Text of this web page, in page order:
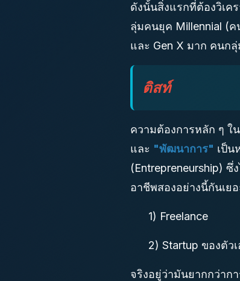
ดังนั้นสิ่งแรกที่ต้องวิเค
ลุ่มคนยุค Millennial (ค
และ Gen X มาก คนก
ติสท์
ความต้องการหลัก ๆ ใ
และ "พัฒนาการ" เป็
(Entrepreneurship)
อาชีพสองอย่างนี้กันเย
1) Freelance
2) Startup ของตัวเ
จริงอยู่ว่ามันยากกว่าก